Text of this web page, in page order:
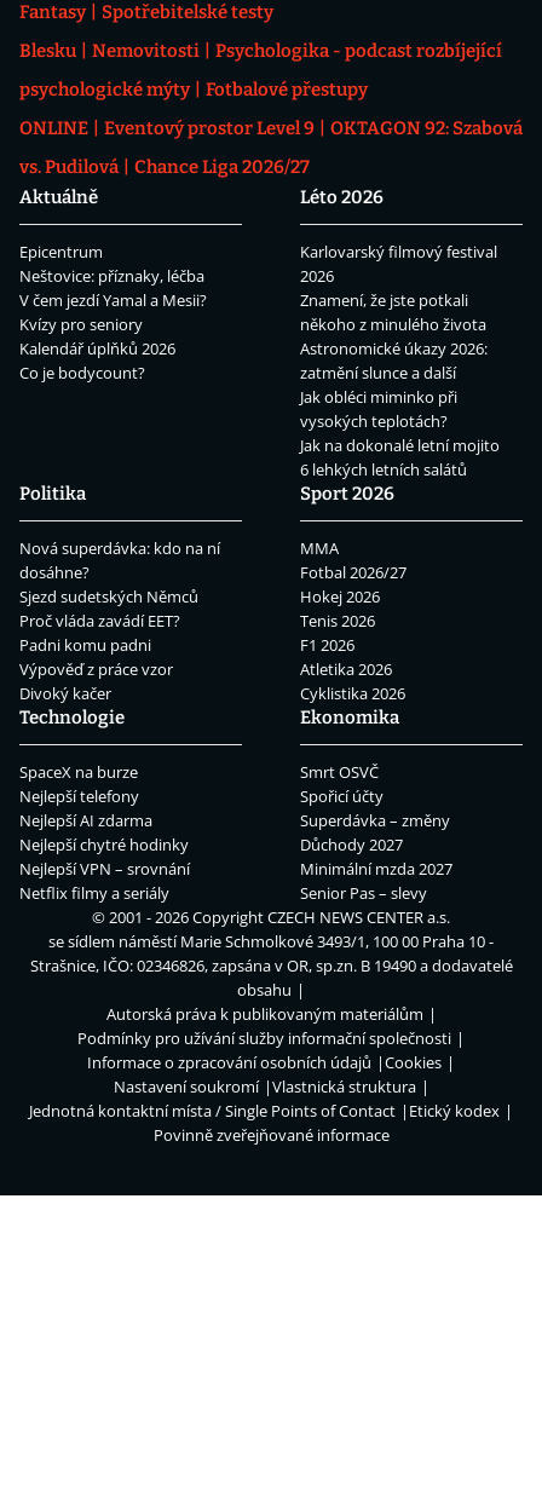
Fantasy
Spotřebitelské testy
Blesku
Nemovitosti
Psychologika - podcast rozbíjející
psychologické mýty
Fotbalové přestupy
ONLINE
Eventový prostor Level 9
OKTAGON 92: Szabová
vs. Pudilová
Chance Liga 2026/27
Aktuálně
Epicentrum
Neštovice: příznaky, léčba
V čem jezdí Yamal a Mesii?
Kvízy pro seniory
Kalendář úplňků 2026
Co je bodycount?
Léto 2026
Karlovarský filmový festival
2026
Znamení, že jste potkali
někoho z minulého života
Astronomické úkazy 2026:
zatmění slunce a další
Jak obléci miminko při
vysokých teplotách?
Jak na dokonalé letní mojito
6 lehkých letních salátů
Politika
Nová superdávka: kdo na ní
dosáhne?
Sjezd sudetských Němců
Proč vláda zavádí EET?
Padni komu padni
Výpověď z práce vzor
Divoký kačer
Sport 2026
MMA
Fotbal 2026/27
Hokej 2026
Tenis 2026
F1 2026
Atletika 2026
Cyklistika 2026
Technologie
SpaceX na burze
Nejlepší telefony
Nejlepší AI zdarma
Nejlepší chytré hodinky
Nejlepší VPN – srovnání
Netflix filmy a seriály
Ekonomika
Smrt OSVČ
Spořicí účty
Superdávka – změny
Důchody 2027
Minimální mzda 2027
Senior Pas – slevy
© 2001 - 2026 CopyrightCZECH NEWS CENTER a.s.
se sídlem náměstí Marie Schmolkové 3493/1, 100 00 Praha 10 -
Strašnice, IČO: 02346826, zapsána v OR, sp.zn. B 19490 a dodavatelé
obsahu
Autorská práva k publikovaným materiálům
Podmínky pro užívání služby informační společnosti
Informace o zpracování osobních údajů
Cookies
Nastavení soukromí
Vlastnická struktura
Jednotná kontaktní místa / Single Points of Contact
Etický kodex
Povinně zveřejňované informace